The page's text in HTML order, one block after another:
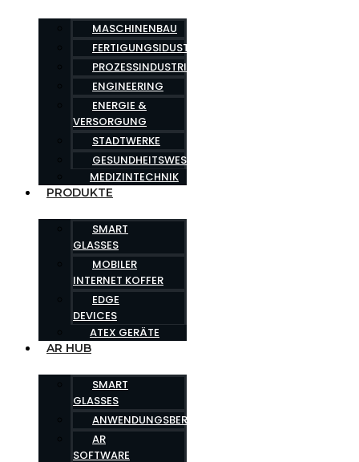
MASCHINENBAU
FERTIGUNGSIDUSTRIE
PROZESSINDUSTRIE
ENGINEERING
ENERGIE &
VERSORGUNG
STADTWERKE
GESUNDHEITSWESEN
MEDIZINTECHNIK
PRODUKTE
SMART
GLASSES
MOBILER
INTERNET KOFFER
EDGE
DEVICES
ATEX GERÄTE
AR HUB
SMART
GLASSES
ANWENDUNGSBEREICHE
AR
SOFTWARE